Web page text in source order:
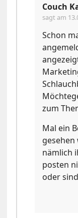
Couch
sagt am
Schon
zum
Mal ein
gesehen
nämlich
posten
oder